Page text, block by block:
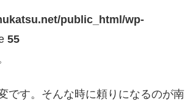
public_html/wp-
55
です。そんな時に頼りになるのが南